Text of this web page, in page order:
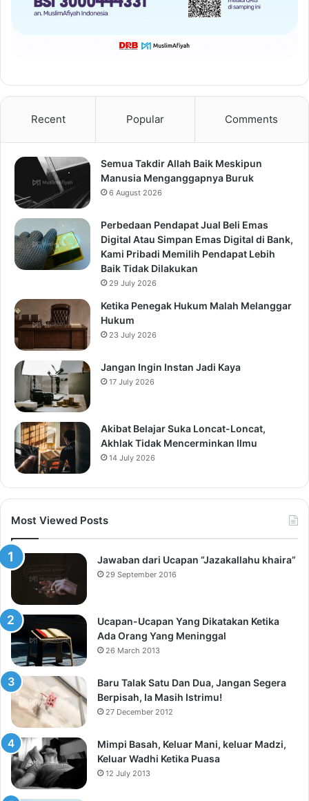
Recent Popular Comments
Semua Takdir Allah Baik Meskipun
Manusia Menganggapnya Buruk
6 August 2026
Perbedaan Pendapat Jual Beli Emas
Digital Atau Simpan Emas Digital di Bank,
Kami Pribadi Memilih Pendapat Lebih
Baik Tidak Dilakukan
29 July 2026
Ketika Penegak Hukum Malah Melanggar
Hukum
23 July 2026
Jangan Ingin Instan Jadi Kaya
17 July 2026
Akibat Belajar Suka Loncat-Loncat,
Akhlak Tidak Mencerminkan Ilmu
14 July 2026
Most Viewed Posts
Jawaban dari Ucapan “Jazakallahu khaira”
29 September 2016
Ucapan-Ucapan Yang Dikatakan Ketika
Ada Orang Yang Meninggal
26 March 2013
Baru Talak Satu Dan Dua, Jangan Segera
Berpisah, Ia Masih Istrimu!
27 December 2012
Mimpi Basah, Keluar Mani, keluar Madzi,
Keluar Wadhi Ketika Puasa
12 July 2013